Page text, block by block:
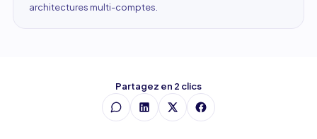
architectures multi-comptes.
Partagez en 2 clics